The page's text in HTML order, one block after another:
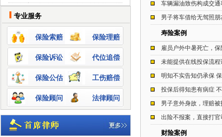
专业服务
保险索赔 保险理赔
保险诉讼 代位追偿
保险公估 工伤赔偿
保险顾问 法律顾问
车辆漏油致伤构成交
男子将车借给无驾照
寿险案例
雇员户外中暑死亡，
未能提供在线投保流
明知不实告知仍承保
投保后得知患有病症
男子意外身故，理赔
出险不报案，直接打
财险案例